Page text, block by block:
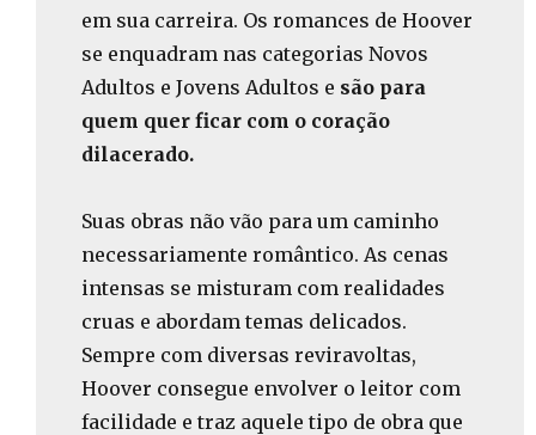
em sua carreira. Os romances de Hoover
se enquadram nas categorias Novos
Adultos e Jovens Adultos e são para
quem quer ficar com o coração
dilacerado.
Suas obras não vão para um caminho
necessariamente romântico. As cenas
intensas se misturam com realidades
cruas e abordam temas delicados.
Sempre com diversas reviravoltas,
Hoover consegue envolver o leitor com
facilidade e traz aquele tipo de obra que